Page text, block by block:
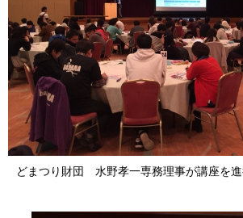
どまつり財団 水野孝一専務理事が講座を